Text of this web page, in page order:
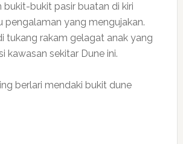
bukit-bukit pasir buatan di kiri
pengalaman yang mengujakan.
tukang rakam gelagat anak yang
kawasan sekitar Dune ini.